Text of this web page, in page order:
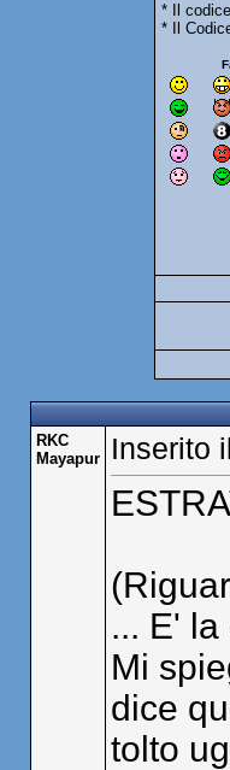
* Il
* Il
RKC
Mayapur
Inserito
... E'
Mi
dice
tolto